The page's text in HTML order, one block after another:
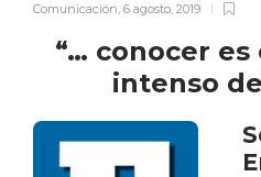
Comunicación, 6 agosto, 2019
“… conocer
intenso